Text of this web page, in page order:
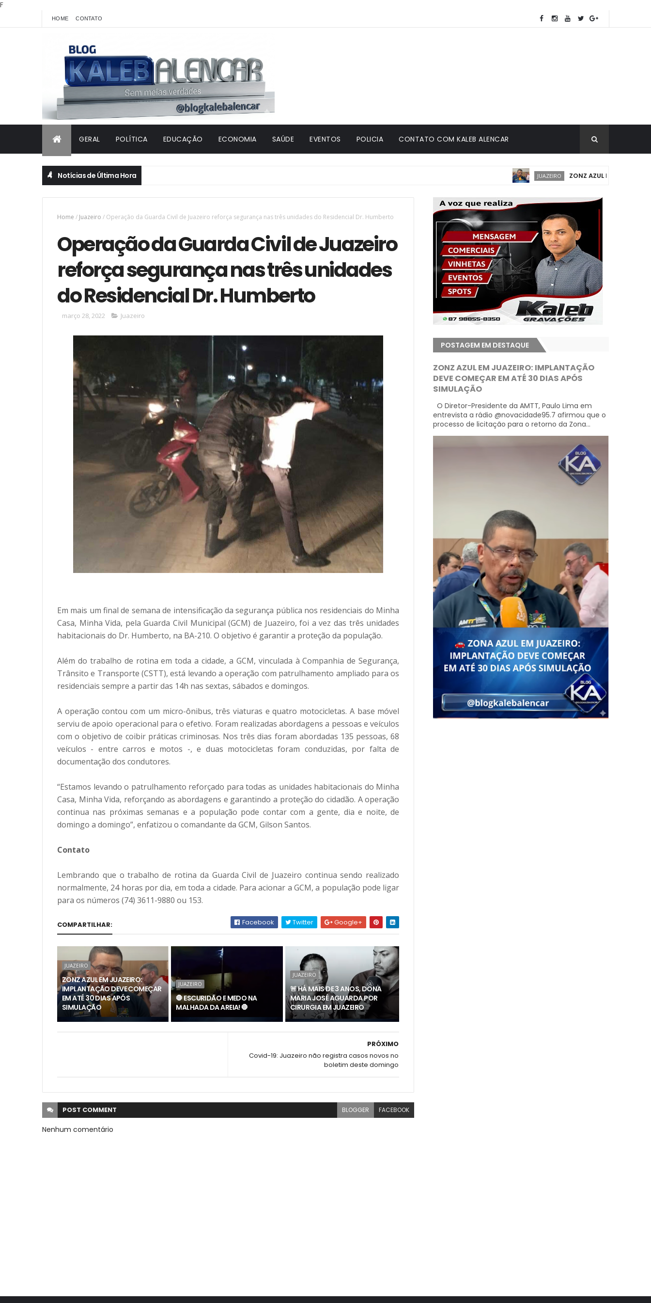
F
HOME CONTATO
GERAL POLÍTICA EDUCAÇÃO ECONOMIA SAÚDE EVENTOS POLICIA CONTATO COM KALEB ALENCAR
Notícias de Última Hora JUAZEIRO ZONZ AZUL EM JUAZEIRO:
Home / Juazeiro / Operação da Guarda Civil de Juazeiro reforça segurança nas três unidades do Residencial Dr. Humberto
Operação da Guarda Civil de Juazeiro
reforça segurança nas três unidades
do Residencial Dr. Humberto
março 28, 2022 Juazeiro
Em mais um final de semana de intensificação da segurança pública nos residenciais do Minha
Casa, Minha Vida, pela Guarda Civil Municipal (GCM) de Juazeiro, foi a vez das três unidades
habitacionais do Dr. Humberto, na BA-210. O objetivo é garantir a proteção da população.
Além do trabalho de rotina em toda a cidade, a GCM, vinculada à Companhia de Segurança,
Trânsito e Transporte (CSTT), está levando a operação com patrulhamento ampliado para os
residenciais sempre a partir das 14h nas sextas, sábados e domingos.
A operação contou com um micro-ônibus, três viaturas e quatro motocicletas. A base móvel
serviu de apoio operacional para o efetivo. Foram realizadas abordagens a pessoas e veículos
com o objetivo de coibir práticas criminosas. Nos três dias foram abordadas 135 pessoas, 68
veículos - entre carros e motos -, e duas motocicletas foram conduzidas, por falta de
documentação dos condutores.
“Estamos levando o patrulhamento reforçado para todas as unidades habitacionais do Minha
Casa, Minha Vida, reforçando as abordagens e garantindo a proteção do cidadão. A operação
continua nas próximas semanas e a população pode contar com a gente, dia e noite, de
domingo a domingo”, enfatizou o comandante da GCM, Gilson Santos.
Contato
Lembrando que o trabalho de rotina da Guarda Civil de Juazeiro continua sendo realizado
normalmente, 24 horas por dia, em toda a cidade. Para acionar a GCM, a população pode ligar
para os números (74) 3611-9880 ou 153.
COMPARTILHAR: Facebook Twitter Google+
JUAZEIRO
ZONZ AZUL EM JUAZEIRO:
IMPLANTAÇÃO DEVE COMEÇAR
EM ATÉ 30 DIAS APÓS
SIMULAÇÃO
JUAZEIRO
🛑 ESCURIDÃO E MEDO NA
MALHADA DA AREIA! 🛑
JUAZEIRO
🚨 HÁ MAIS DE 3 ANOS, DONA
MARIA JOSÉ AGUARDA POR
CIRURGIA EM JUAZEIRO
PRÓXIMO
Covid-19: Juazeiro não registra casos novos no
boletim deste domingo
POST COMMENT BLOGGER FACEBOOK
Nenhum comentário
POSTAGEM EM DESTAQUE
ZONZ AZUL EM JUAZEIRO: IMPLANTAÇÃO
DEVE COMEÇAR EM ATÉ 30 DIAS APÓS
SIMULAÇÃO
O Diretor-Presidente da AMTT, Paulo Lima em
entrevista a rádio @novacidade95.7 afirmou que o
processo de licitação para o retorno da Zona...